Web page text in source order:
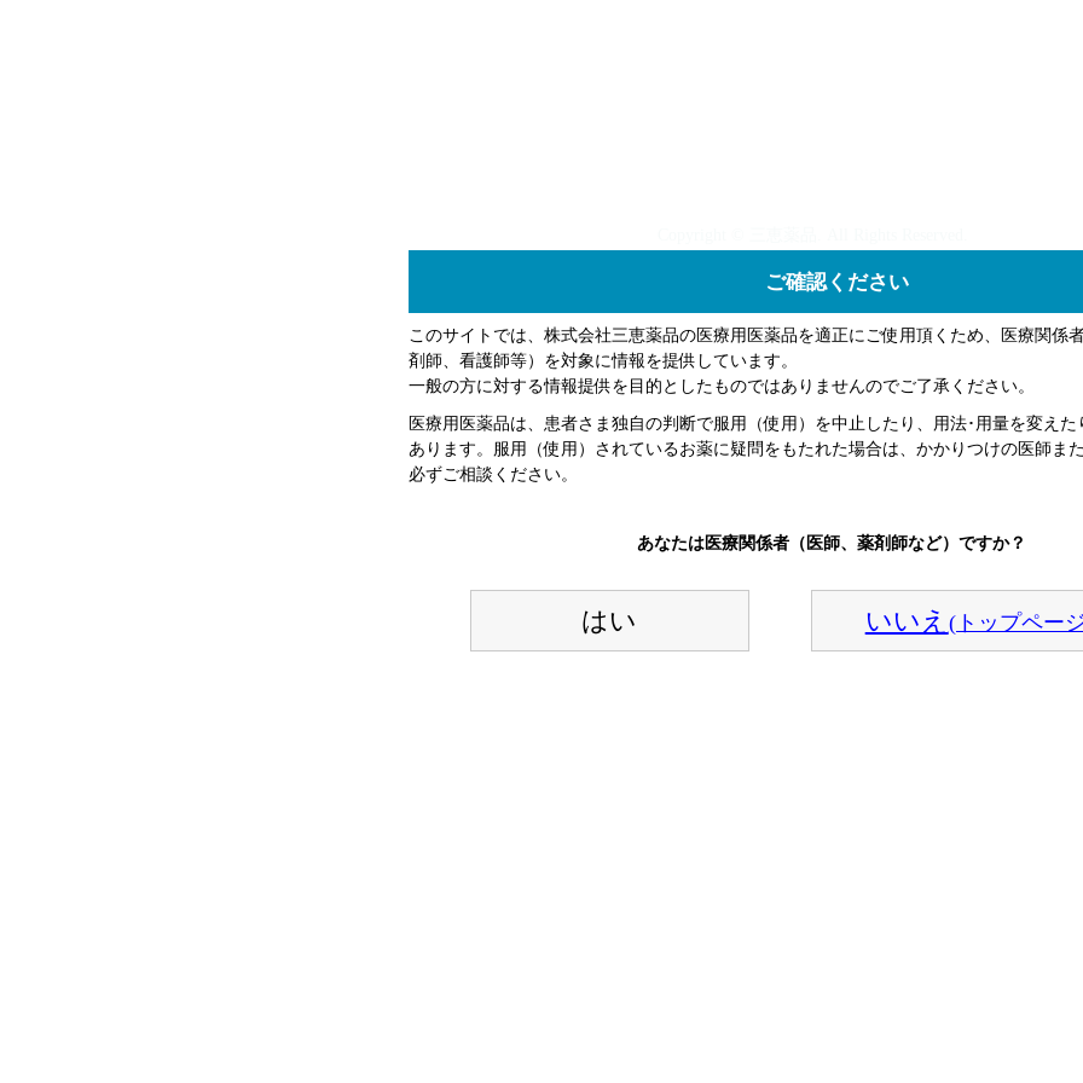
ご確認ください
このサイトでは、株式会社三恵薬品の医療用医薬品を適正にご使用頂くため、医療関係
剤師、看護師等）を対象に情報を提供しています。
一般の方に対する情報提供を目的としたものではありませんのでご了承ください。
医療用医薬品は、患者さま独自の判断で服用（使用）を中止したり、用法･用量を変え
あります。服用（使用）されているお薬に疑問をもたれた場合は、かかりつけの医師ま
必ずご相談ください。
あなたは医療関係者（医師、薬剤師など）ですか？
はい いいえ (トップペー